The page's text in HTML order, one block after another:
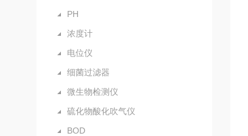
PH
浓度计
电位仪
细菌过滤器
微生物检测仪
硫化物酸化吹气仪
BOD